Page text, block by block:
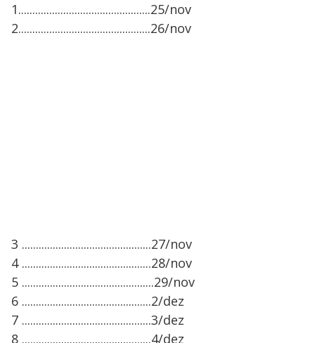
1...............................................25/nov
2...............................................26/nov
3 ..............................................27/nov
4 ..............................................28/nov
5 ...............................................29/nov
6 ..............................................2/dez
7 ..............................................3/dez
8 ..............................................4/dez